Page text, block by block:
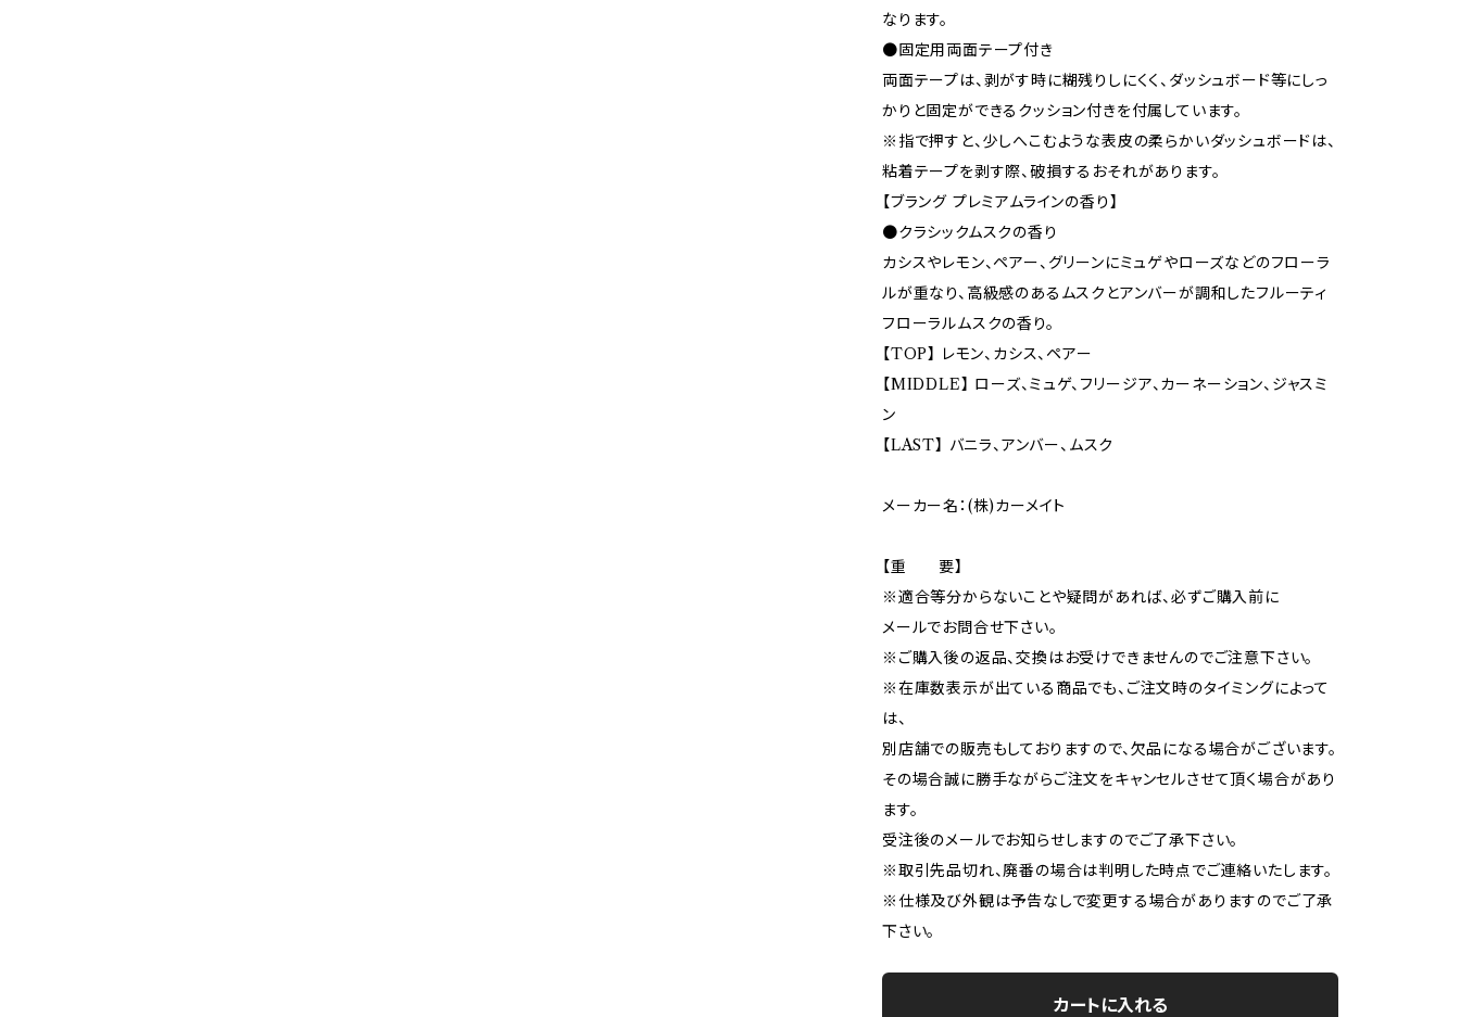
なります。
●固定用両面テープ付き
両面テープは、剥がす時に糊残りしにくく、ダッシュボード等にしっ
かりと固定ができるクッション付きを付属しています。
※指で押すと、少しへこむような表皮の柔らかいダッシュボードは、
粘着テープを剥す際、破損するおそれがあります。
【ブラング プレミアムラインの香り】
●クラシックムスクの香り
カシスやレモン、ペアー、グリーンにミュゲやローズなどのフローラ
ルが重なり、高級感のあるムスクとアンバーが調和したフルーティ
フローラルムスクの香り。
【TOP】 レモン、カシス、ペアー
【MIDDLE】 ローズ、ミュゲ、フリージア、カーネーション、ジャスミ
ン
【LAST】 バニラ、アンバー、ムスク
メーカー名：(株)カーメイト
【重 要】
※適合等分からないことや疑問があれば、必ずご購入前に
メールでお問合せ下さい。
※ご購入後の返品、交換はお受けできませんのでご注意下さい。
※在庫数表示が出ている商品でも、ご注文時のタイミングによって
は、
別店舗での販売もしておりますので、欠品になる場合がございます。
その場合誠に勝手ながらご注文をキャンセルさせて頂く場合があり
ます。
受注後のメールでお知らせしますのでご了承下さい。
※取引先品切れ、廃番の場合は判明した時点でご連絡いたします。
※仕様及び外観は予告なしで変更する場合がありますのでご了承
下さい。
カートに入れる